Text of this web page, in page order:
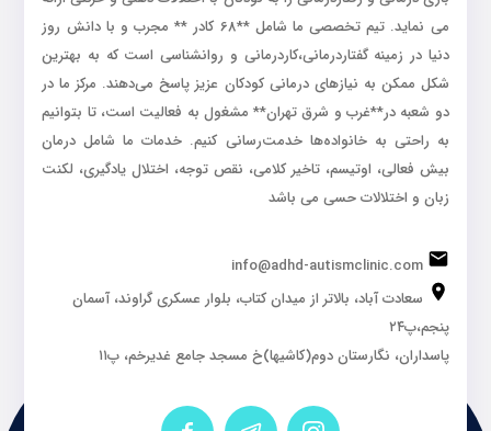
می نماید. تیم تخصصی ما شامل **68 کادر ** مجرب و با دانش روز
دنیا در زمینه گفتاردرمانی،کاردرمانی و روانشناسی است که به بهترین
شکل ممکن به نیازهای درمانی کودکان عزیز پاسخ می‌دهند. مرکز ما در
دو شعبه در**غرب و شرق تهران** مشغول به فعالیت است، تا بتوانیم
به راحتی به خانواده‌ها خدمت‌رسانی کنیم. خدمات ما شامل درمان
بیش فعالی، اوتیسم، تاخیر کلامی، نقص توجه، اختلال یادگیری، لکنت
زبان و اختلالات حسی می باشد
info@adhd-autismclinic.com
سعادت آباد، بالاتر از میدان کتاب، بلوار عسکری گراوند، آسمان
پنجم،پ۲۴
پاسداران، نگارستان دوم(کاشیها)خ مسجد جامع غدیرخم، پ۱۱